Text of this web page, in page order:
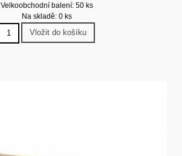
Velkoobchodní balení: 50 ks
Na skladě: 0 ks
Vložit do košíku